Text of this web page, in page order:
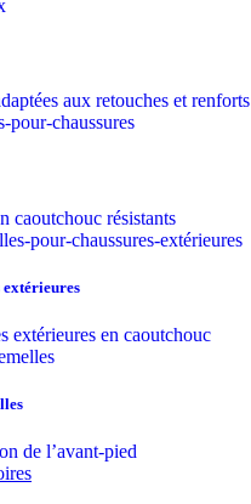
aux retouches et renforts
caoutchouc résistants
extérieures
extérieures en caoutchouc
de l’avant-pied